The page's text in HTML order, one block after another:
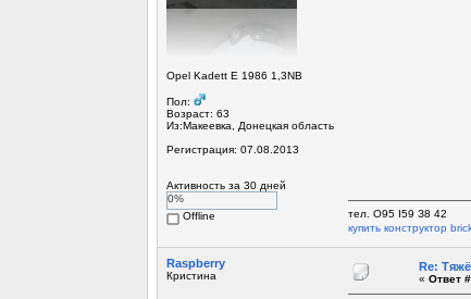
Opel Kadett E 1986 1,3NB
Пол:
Возраст: 63
Из:Макеевка, Донецкая область
Регистрация: 07.08.2013
Активность за 30 дней
0%
Offline
тел. О95 I59 З8 42
купить конструктор
Raspberry
Кристина
Re:
« Ответ